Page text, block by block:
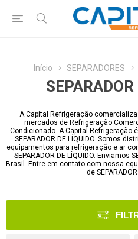
Início SEPARADORES
A Capital Refrigeração comercializa
mercados de Refrigeração
Condicionado. A Capital Refrigeração
SEPARADOR DE LÍQUIDO. Somos
equipamentos para refrigeração e ar
SEPARADOR DE LÍQUIDO. Enviamos
Brasil. Entre em contato com nossa
de